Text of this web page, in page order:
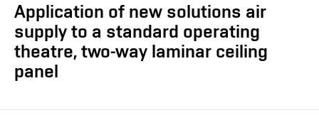
Application of new solutions air
supply to a standard operating
theatre, two-way laminar ceiling
panel